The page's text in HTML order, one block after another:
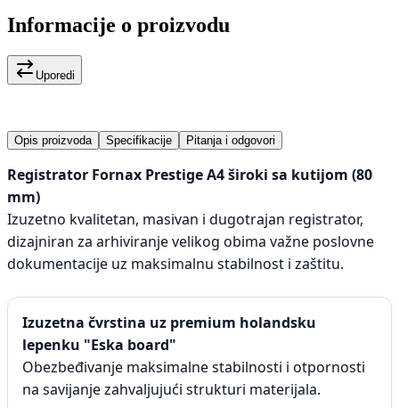
Informacije o proizvodu
Uporedi
Opis proizvoda Specifikacije Pitanja i odgovori
Registrator Fornax Prestige A4 široki sa kutijom (80
mm)
Izuzetno kvalitetan, masivan i dugotrajan registrator,
dizajniran za arhiviranje velikog obima važne poslovne
dokumentacije uz maksimalnu stabilnost i zaštitu.
Izuzetna čvrstina uz premium holandsku
lepenku "Eska board"
Obezbeđivanje maksimalne stabilnosti i otpornosti
na savijanje zahvaljujući strukturi materijala.